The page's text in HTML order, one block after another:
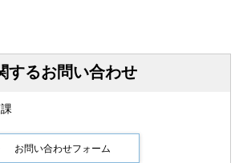
するお問い合わせ